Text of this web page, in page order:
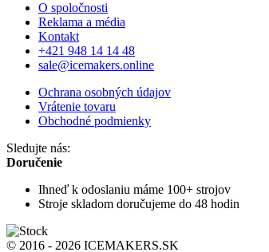
O spoločnosti
Reklama a média
Kontakt
+421 948 14 14 48
sale@icemakers.online
Ochrana osobných údajov
Vrátenie tovaru
Obchodné podmienky
Sledujte nás:
Doručenie
Ihneď k odoslaniu máme 100+ strojov
Stroje skladom doručujeme do 48 hodin
© 2016 - 2026 ICEMAKERS.SK